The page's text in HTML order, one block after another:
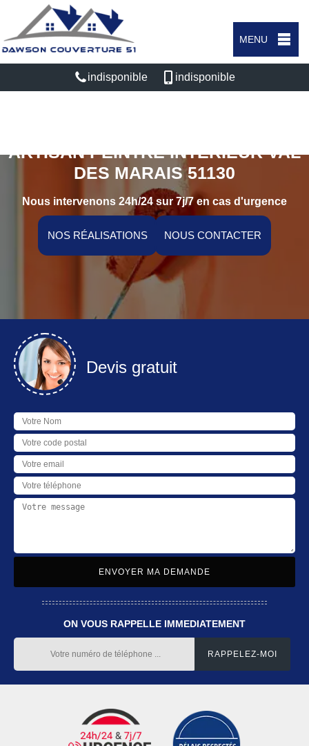
MENU
indisponible indisponible
ARTISAN PEINTRE INTÉRIEUR VAL
DES MARAIS 51130
Nous intervenons 24h/24 sur 7j/7 en cas d'urgence
NOS RÉALISATIONS NOUS CONTACTER
Devis gratuit
ON VOUS RAPPELLE IMMEDIATEMENT